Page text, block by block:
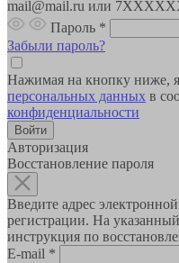
mail@mail.ru или
Пароль *
Забыли пароль?
Нажимая на кнопку ниже,
персональных данных в
конфиденциальности
Авторизация
Восстановление пароля
Введите адрес
регистрации. На
инструкция по
E-mail *